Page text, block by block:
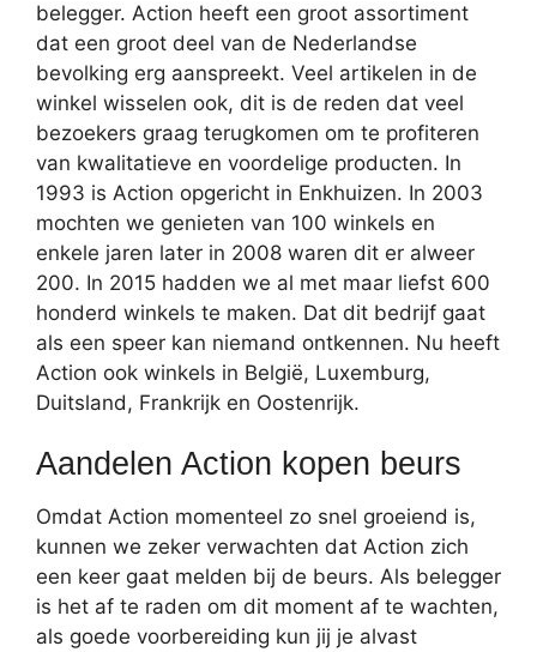
belegger. Action heeft een groot assortiment
dat een groot deel van de Nederlandse
bevolking erg aanspreekt. Veel artikelen in de
winkel wisselen ook, dit is de reden dat veel
bezoekers graag terugkomen om te profiteren
van kwalitatieve en voordelige producten. In
1993 is Action opgericht in Enkhuizen. In 2003
mochten we genieten van 100 winkels en
enkele jaren later in 2008 waren dit er alweer
200. In 2015 hadden we al met maar liefst 600
honderd winkels te maken. Dat dit bedrijf gaat
als een speer kan niemand ontkennen. Nu heeft
Action ook winkels in België, Luxemburg,
Duitsland, Frankrijk en Oostenrijk.
Aandelen Action kopen beurs
Omdat Action momenteel zo snel groeiend is,
kunnen we zeker verwachten dat Action zich
een keer gaat melden bij de beurs. Als belegger
is het af te raden om dit moment af te wachten,
als goede voorbereiding kun jij je alvast